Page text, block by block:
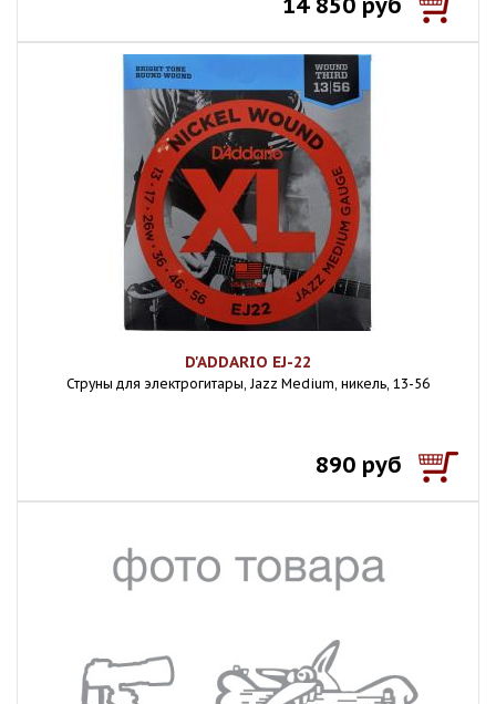
D'ADDARIO EJ-22
Струны для электрогитары, Jazz Medium, никель, 13-56
890 руб